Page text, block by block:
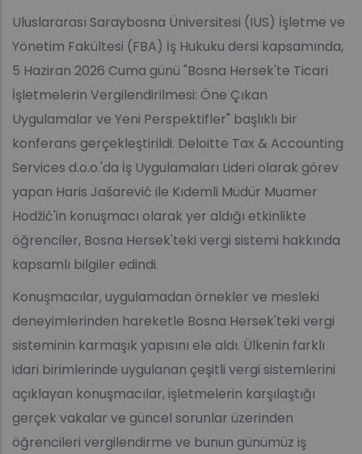
Uluslararası Saraybosna Üniversitesi (IUS) İşletme ve
Yönetim Fakültesi (FBA) İş Hukuku dersi kapsamında,
5 Haziran 2026 Cuma günü "Bosna Hersek'te Ticari
İşletmelerin Vergilendirilmesi: Öne Çıkan
Uygulamalar ve Yeni Perspektifler" başlıklı bir
konferans gerçekleştirildi. Deloitte Tax & Accounting
Services d.o.o.'da İş Uygulamaları Lideri olarak görev
yapan Haris Jašarević ile Kıdemli Müdür Muamer
Hodžić'in konuşmacı olarak yer aldığı etkinlikte
öğrenciler, Bosna Hersek'teki vergi sistemi hakkında
kapsamlı bilgiler edindi.
Konuşmacılar, uygulamadan örnekler ve mesleki
deneyimlerinden hareketle Bosna Hersek'teki vergi
sisteminin karmaşık yapısını ele aldı. Ülkenin farklı
idari birimlerinde uygulanan çeşitli vergi sistemlerini
açıklayan konuşmacılar, işletmelerin karşılaştığı
gerçek vakalar ve güncel sorunlar üzerinden
öğrencileri vergilendirme ve bunun günümüz iş